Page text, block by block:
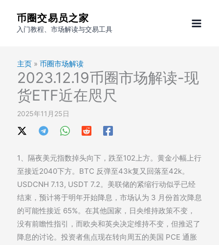
币圈交易员之家
入门教程、市场解读与交易工具
主页 » 币圈市场解读
2023.12.19币圈市场解读-现
货ETF近在咫尺
2025年11月25日
1、隔夜美元指数掉头向下，跌至102上方。黄金小幅上行
至接近2040下方。BTC 反弹至43k复又回落至42k。
USDCNH 7.13, USDT 7.2。美联储的紧缩行动似乎已经
结束，预计将于明年开始降息，市场认为 3 月份首次降息
的可能性接近 65%。在其他国家，日央维持政策不变，
没有前瞻性指引，而欧央和英央决定维持不变，但推迟了
降息的讨论。投资者焦点现在转向周五的美国 PCE 通胀